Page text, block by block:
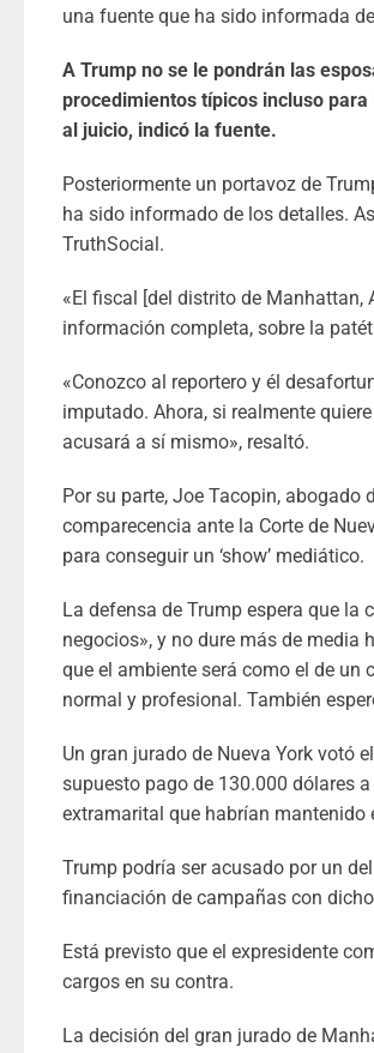
una fuente que ha sido informada
A Trump no se le pondrán las
procedimientos típicos incluso
al juicio, indicó la fuente.
Posteriormente un portavoz de
ha sido informado de los detalles.
TruthSocial.
«El fiscal [del distrito de
información completa, sobre la
«Conozco al reportero y él
imputado. Ahora, si realmente
acusará a sí mismo», resaltó.
Por su parte, Joe Tacopin,
comparecencia ante la Corte de
para conseguir un ‘show’ mediático.
La defensa de Trump espera que la
negocios», y no dure más de media
que el ambiente será como el de un
normal y profesional. También
Un gran jurado de Nueva York votó
supuesto pago de 130.000 dólares
extramarital que habrían mantenido
Trump podría ser acusado por un
financiación de campañas con
Está previsto que el expresidente
cargos en su contra.
La decisión del gran jurado de